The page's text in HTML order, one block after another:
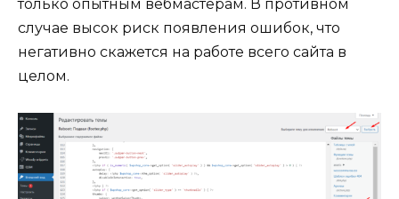
только опытным вебмастерам. В противном
случае высок риск появления ошибок, что
негативно скажется на работе всего сайта в
целом.